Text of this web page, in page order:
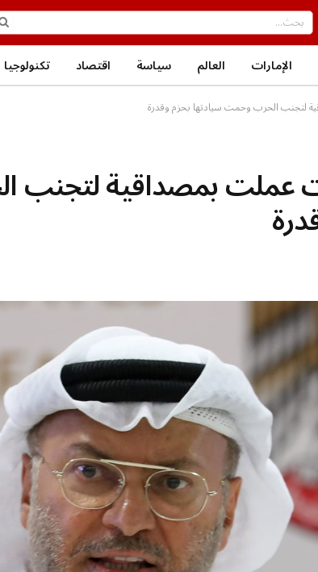
الإمارات العالم سياسة اقتصاد تكنولوجيا
لتجنب الحرب وحمت سيادتها بحزم وقدرة
عملت بمصداقية